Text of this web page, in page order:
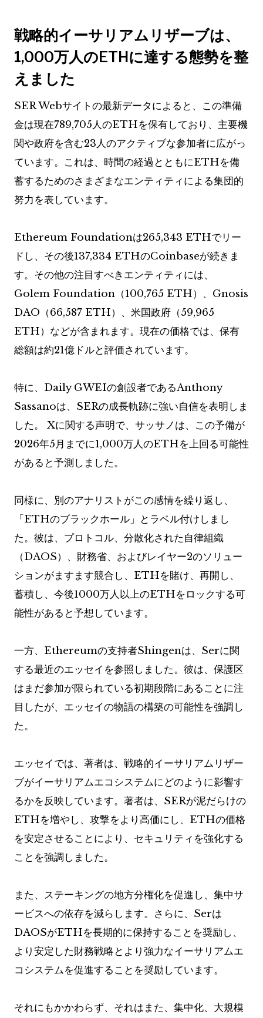
戦略的イーサリアムリザーブは、
1,000万人のETHに達する態勢を整
えました
SER Webサイトの最新データによると、この準備
金は現在789,705人のETHを保有しており、主要機
関や政府を含む23人のアクティブな参加者に広がっ
ています。これは、時間の経過とともにETHを備
蓄するためのさまざまなエンティティによる集団的
努力を表しています。
Ethereum Foundationは265,343 ETHでリー
ドし、その後137,334 ETHのCoinbaseが続きま
す。その他の注目すべきエンティティには、
Golem Foundation（100,765 ETH）、Gnosis
DAO（66,587 ETH）、米国政府（59,965
ETH）などが含まれます。現在の価格では、保有
総額は約21億ドルと評価されています。
特に、Daily GWEIの創設者であるAnthony
Sassanoは、SERの成長軌跡に強い自信を表明しま
した。 Xに関する声明で、サッサノは、この予備が
2026年5月までに1,000万人のETHを上回る可能性
があると予測しました。
同様に、別のアナリストがこの感情を繰り返し、
「ETHのブラックホール」とラベル付けしまし
た。彼は、プロトコル、分散化された自律組織
（DAOS）、財務省、およびレイヤー2のソリュー
ションがますます競合し、ETHを賭け、再開し、
蓄積し、今後1000万人以上のETHをロックする可
能性があると予想しています。
一方、Eth​​ereumの支持者Shingenは、Serに関
する最近のエッセイを参照しました。彼は、保護区
はまだ参加が限られている初期段階にあることに注
目したが、エッセイの物語の構築の可能性を強調し
た。
エッセイでは、著者は、戦略的イーサリアムリザー
ブがイーサリアムエコシステムにどのように影響す
るかを反映しています。著者は、SERが泥だらけの
ETHを増やし、攻撃をより高価にし、ETHの価格
を安定させることにより、セキュリティを強化する
ことを強調しました。
また、ステーキングの地方分権化を促進し、集中サ
ービスへの依存を減らします。さらに、Serは
DAOSがETHを長期的に保持することを奨励し、
より安定した財務戦略とより強力なイーサリアムエ
コシステムを促進することを奨励しています。
それにもかかわらず、それはまた、集中化、大規模